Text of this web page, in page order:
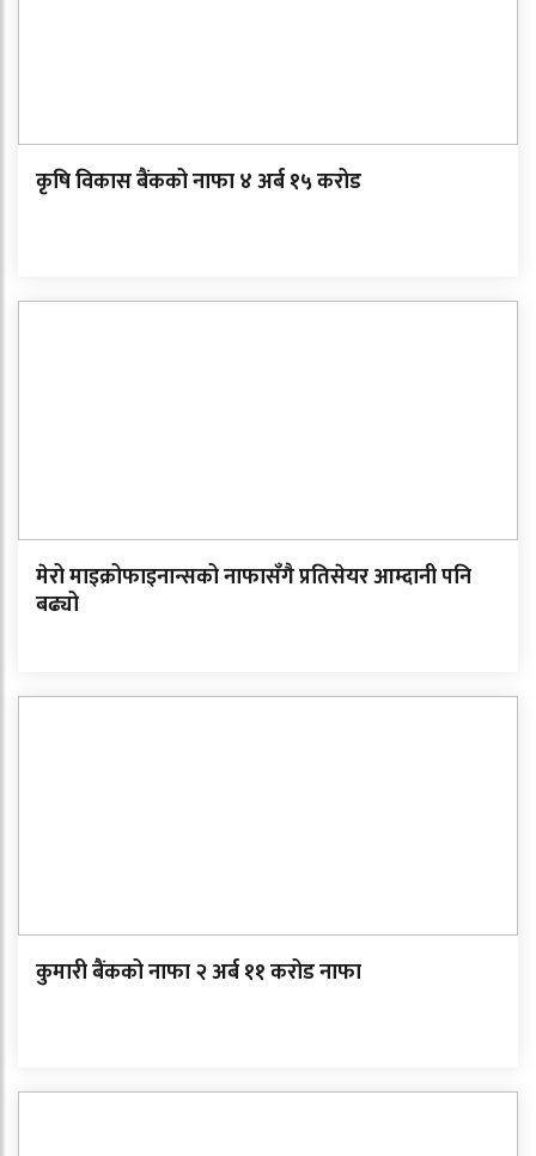
कृषि विकास बैंकको नाफा ४ अर्ब १५ करोड
मेरो माइक्रोफाइनान्सको नाफासँगै प्रतिसेयर आम्दानी पनि
बढ्यो
कुमारी बैंकको नाफा २ अर्ब ११ करोड नाफा